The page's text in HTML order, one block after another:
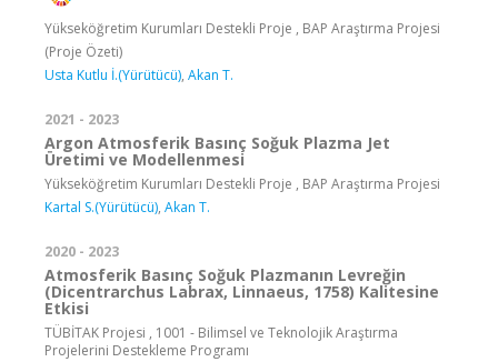
Yükseköğretim Kurumları Destekli Proje , BAP Araştırma Projesi
(Proje Özeti)
Usta Kutlu İ.(Yürütücü), Akan T.
2021 - 2023
Argon Atmosferik Basınç Soğuk Plazma Jet
Üretimi ve Modellenmesi
Yükseköğretim Kurumları Destekli Proje , BAP Araştırma Projesi
Kartal S.(Yürütücü), Akan T.
2020 - 2023
Atmosferik Basınç Soğuk Plazmanın Levreğin
(Dicentrarchus Labrax, Linnaeus, 1758) Kalitesine
Etkisi
TÜBİTAK Projesi , 1001 - Bilimsel ve Teknolojik Araştırma
Projelerini Destekleme Programı